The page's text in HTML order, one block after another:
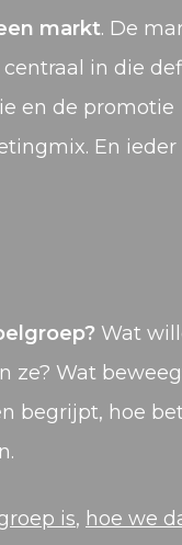
markt. De
in die
en de promotie
En
Wat
ze? Wat
begrijpt, hoe
is, hoe we